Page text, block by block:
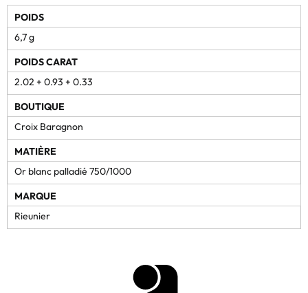
POIDS
6,7 g
POIDS CARAT
2.02 + 0.93 + 0.33
BOUTIQUE
Croix Baragnon
MATIÈRE
Or blanc palladié 750/1000
MARQUE
Rieunier